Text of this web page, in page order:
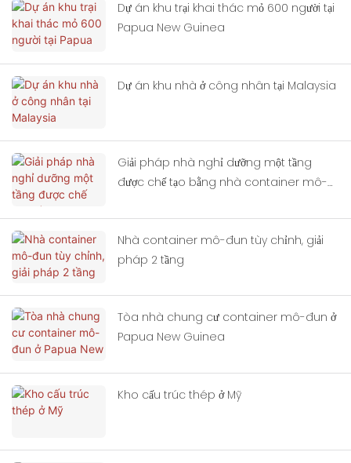
Dự án khu trại khai thác mỏ 600 người tại
Papua New Guinea
Dự án khu nhà ở công nhân tại Malaysia
Giải pháp nhà nghỉ dưỡng một tầng
được chế tạo bằng nhà container mô-
Nhà container mô-đun tùy chỉnh, giải
pháp 2 tầng
Tòa nhà chung cư container mô-đun ở
Papua New Guinea
Kho cấu trúc thép ở Mỹ